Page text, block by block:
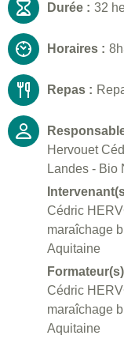
Durée : 32
Horaires :
Repas :
Hervouet
Landes - Bio
Cédric
maraîchage
Aquitaine
Cédric
maraîchage
Aquitaine